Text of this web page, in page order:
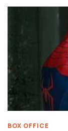
BOX OFFICE